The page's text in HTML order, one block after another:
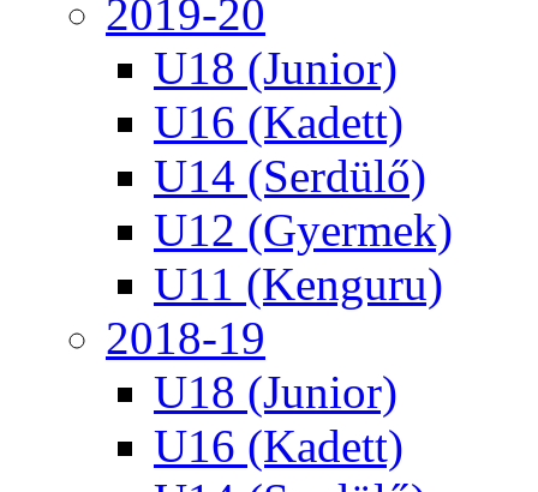
2019-20
U18 (Junior)
U16 (Kadett)
U14 (Serdülő)
U12 (Gyermek)
U11 (Kenguru)
2018-19
U18 (Junior)
U16 (Kadett)